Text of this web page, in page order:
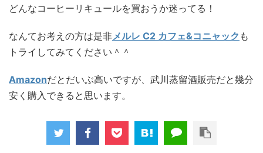
どんなコーヒーリキュールを買おうか迷ってる！
なんてお考えの方は是非メルレ C2 カフェ&コニャック も
トライしてみてください＾＾
Amazonだとだいぶ高いですが、武川蒸留酒販売だと幾分
安く購入できると思います。